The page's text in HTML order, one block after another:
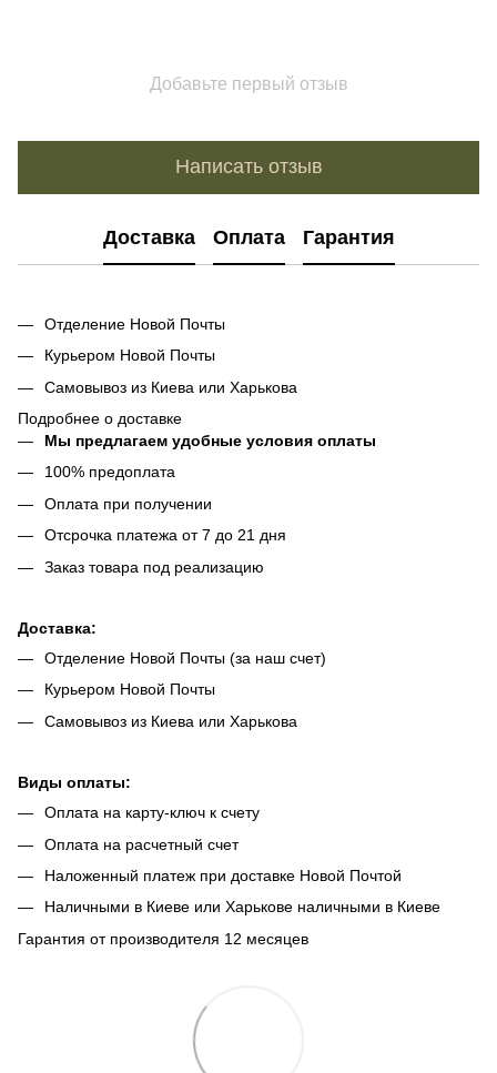
Добавьте первый отзыв
Написать отзыв
Доставка Оплата Гарантия
Отделение Новой Почты
Курьером Новой Почты
Самовывоз из Киева или Харькова
Подробнее о доставке
Мы предлагаем удобные условия оплаты
100% предоплата
Оплата при получении
Отсрочка платежа от 7 до 21 дня
Заказ товара под реализацию
Доставка:
Отделение Новой Почты (за наш счет)
Курьером Новой Почты
Самовывоз из Киева или Харькова
Виды оплаты:
Оплата на карту-ключ к счету
Оплата на расчетный счет
Наложенный платеж при доставке Новой Почтой
Наличными в Киеве или Харькове наличными в Киеве
Гарантия от производителя 12 месяцев